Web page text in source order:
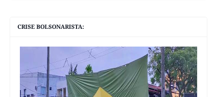
CRISE BOLSONARISTA: